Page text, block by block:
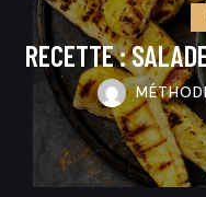
RECETTE :